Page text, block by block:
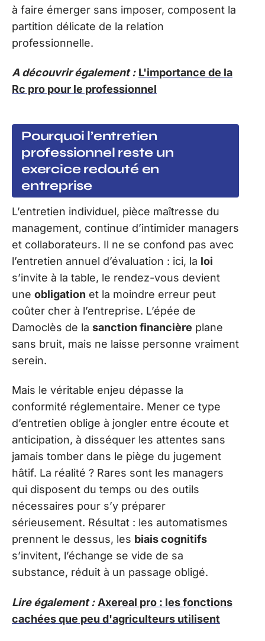
à faire émerger sans imposer, composent la
partition délicate de la relation
professionnelle.
A découvrir également : L'importance de la
Rc pro pour le professionnel
Pourquoi l’entretien
professionnel reste un
exercice redouté en
entreprise
L’entretien individuel, pièce maîtresse du
management, continue d’intimider managers
et collaborateurs. Il ne se confond pas avec
l’entretien annuel d’évaluation : ici, la loi
s’invite à la table, le rendez-vous devient
une obligation et la moindre erreur peut
coûter cher à l’entreprise. L’épée de
Damoclès de la sanction financière plane
sans bruit, mais ne laisse personne vraiment
serein.
Mais le véritable enjeu dépasse la
conformité réglementaire. Mener ce type
d’entretien oblige à jongler entre écoute et
anticipation, à disséquer les attentes sans
jamais tomber dans le piège du jugement
hâtif. La réalité ? Rares sont les managers
qui disposent du temps ou des outils
nécessaires pour s’y préparer
sérieusement. Résultat : les automatismes
prennent le dessus, les biais cognitifs
s’invitent, l’échange se vide de sa
substance, réduit à un passage obligé.
Lire également : Axereal pro : les fonctions
cachées que peu d'agriculteurs utilisent